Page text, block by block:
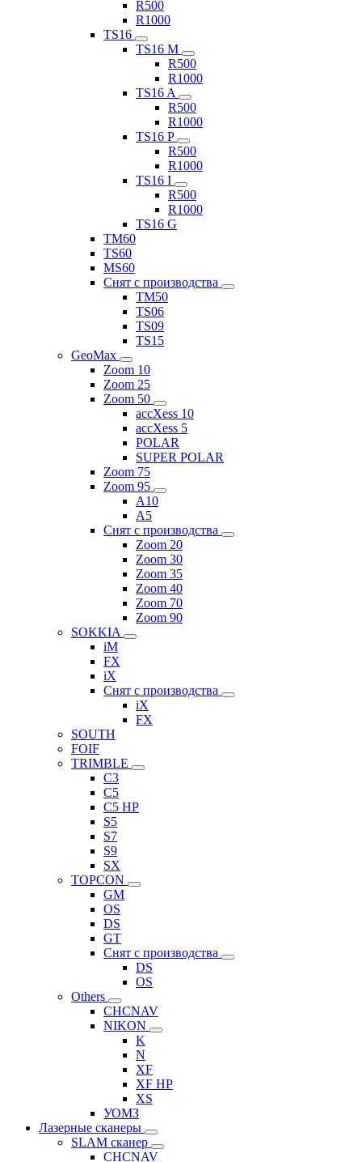
R500
R1000
TS16
TS16 M
R500
R1000
TS16 A
R500
R1000
TS16 P
R500
R1000
TS16 I
R500
R1000
TS16 G
TM60
TS60
MS60
Снят с производства
TM50
TS06
TS09
TS15
GeoMax
Zoom 10
Zoom 25
Zoom 50
accXess 10
accXess 5
POLAR
SUPER POLAR
Zoom 75
Zoom 95
A10
A5
Снят с производства
Zoom 20
Zoom 30
Zoom 35
Zoom 40
Zoom 70
Zoom 90
SOKKIA
iM
FX
iX
Снят с производства
iX
FX
SOUTH
FOIF
TRIMBLE
C3
C5
C5 HP
S5
S7
S9
SX
TOPCON
GM
OS
DS
GT
Снят с производства
DS
OS
Others
CHCNAV
NIKON
K
N
XF
XF HP
XS
УОМЗ
Лазерные сканеры
SLAM сканер
CHCNAV